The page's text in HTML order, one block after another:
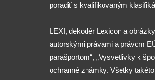
poradiť s kvalifikovaným
LEXI, dekodér Lexicon a
autorskými právami a právom
parašportom“, „Vysvetlivky k
ochranné známky. Všetky